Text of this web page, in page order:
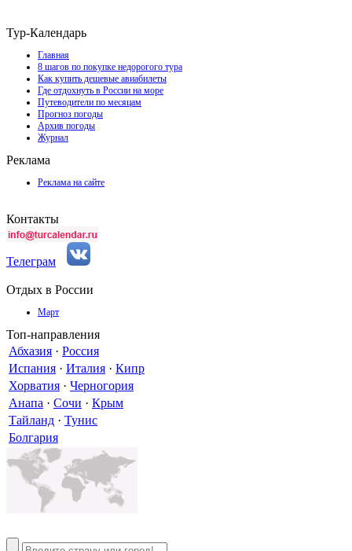
Тур-Календарь
Главная
8 шагов по покупке недорогого тура
Как купить дешевые авиабилеты
Где отдохнуть в России на море
Путеводители по месяцам
Прогноз погоды
Архив погоды
Журнал
Реклама
Реклама на сайте
Контакты
Телеграм
Отдых в России
Март
Топ-направления
Абхазия · Россия
Испания · Италия · Кипр
Хорватия · Черногория
Анапа · Сочи · Крым
Тайланд · Тунис
Болгария